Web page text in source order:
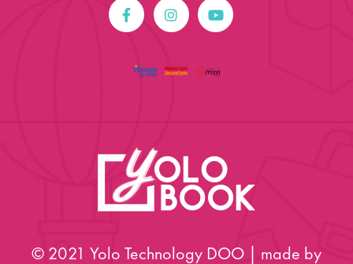
© 2021 Yolo Technology DOO | made by